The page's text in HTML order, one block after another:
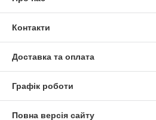
Контакти
Доставка та оплата
Графік роботи
Повна версія сайту